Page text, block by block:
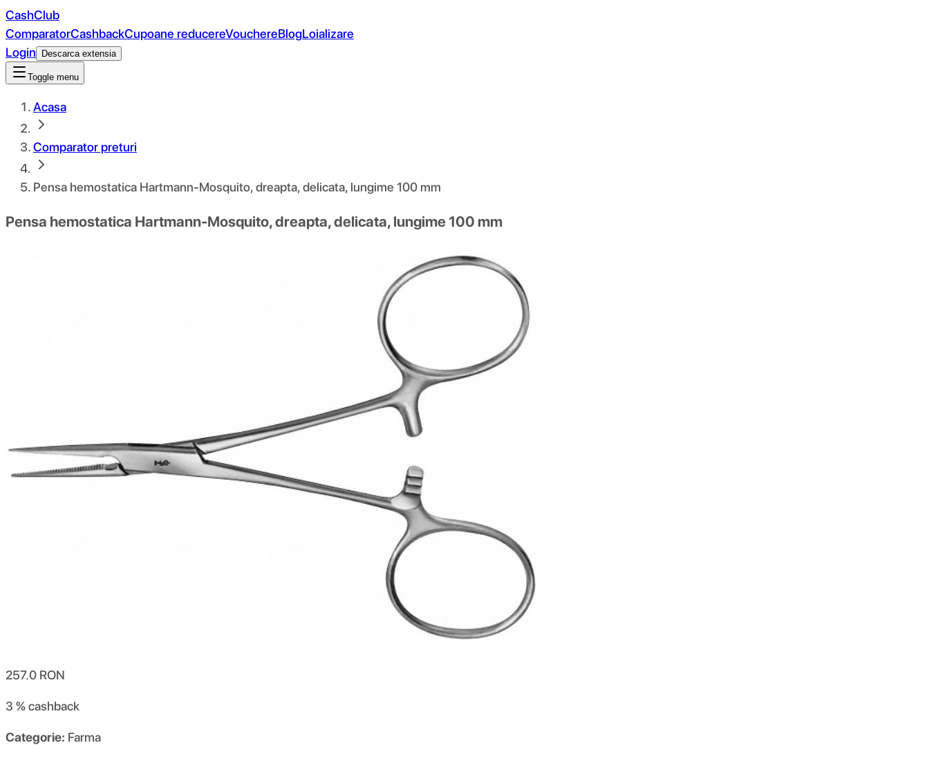
CashClub
ComparatorCashbackCupoane reducereVouchereBlogLoializare
Login
Descarca extensia
Toggle menu
Acasa
Comparator preturi
Pensa hemostatica Hartmann-Mosquito, dreapta, delicata, lungime 100 mm
Pensa hemostatica Hartmann-Mosquito, dreapta, delicata, lungime 100 mm
257.0 RON
3 %cashback
Categorie: Farma